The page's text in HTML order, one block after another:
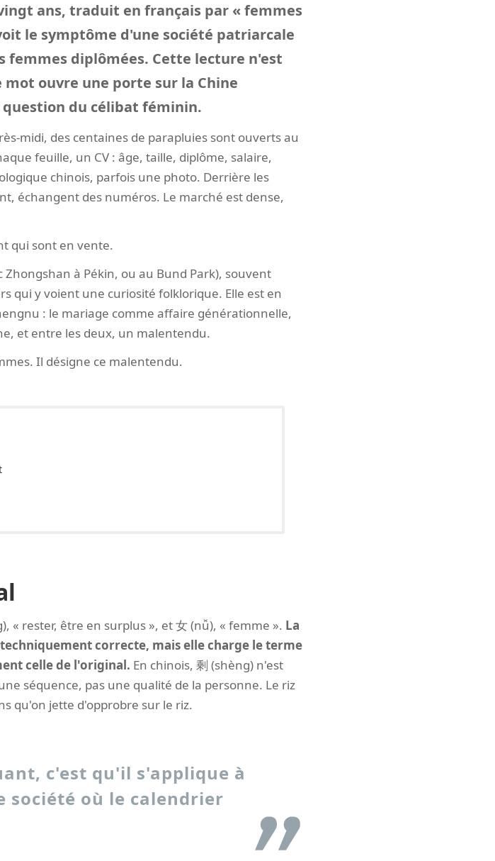
ans, traduit en français par « femmes
le symptôme d'une société patriarcale
diplômées. Cette lecture n'est
mot ouvre une porte sur la Chine
du célibat féminin.
midi, des centaines de parapluies sont ouverts au
feuille, un CV : âge, taille, diplôme, salaire,
chinois, parfois une photo. Derrière les
échangent des numéros. Le marché est dense,
qui sont en vente.
à Pékin, ou au Bund Park), souvent
qui y voient une curiosité folklorique. Elle est en
: le mariage comme affaire générationnelle,
et entre les deux, un malentendu.
Il désigne ce malentendu.
« rester, être en surplus », et 女 (nǚ), « femme ». La
correcte, mais elle charge le terme
celle de l'original. En chinois, 剩 (shèng) n'est
séquence, pas une qualité de la personne. Le riz
qu'on jette d'opprobre sur le riz.
c'est qu'il s'applique à
société où le calendrier